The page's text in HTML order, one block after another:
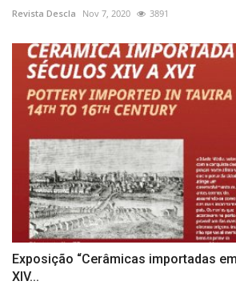
Revista Descla Nov 7, 2020 3891
Exposição “Cerâmicas importadas
XIV...